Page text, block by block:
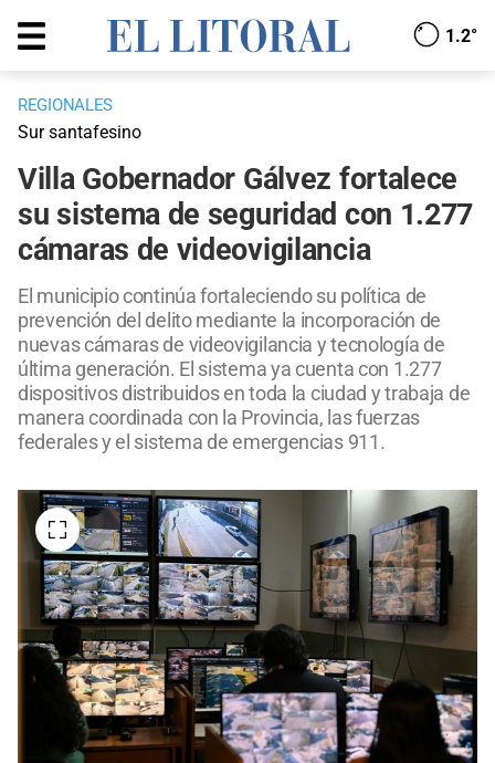
1.2°
REGIONALES
Sur santafesino
Villa Gobernador Gálvez fortalece
su sistema de seguridad con 1.277
cámaras de videovigilancia
El municipio continúa fortaleciendo su política de
prevención del delito mediante la incorporación de
nuevas cámaras de videovigilancia y tecnología de
última generación. El sistema ya cuenta con 1.277
dispositivos distribuidos en toda la ciudad y trabaja de
manera coordinada con la Provincia, las fuerzas
federales y el sistema de emergencias 911.